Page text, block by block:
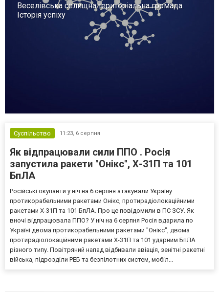
Веселівська селищна територіальна громада.
Історія успіху
Суспільство 11:23, 6 серпня
Як відпрацювали сили ППО . Росія
запустила ракети "Онікс", Х-31П та 101
БпЛА
Російські окупанти у ніч на 6 серпня атакували Україну
протикорабельними ракетами Онікс, протирадіолокаційними
ракетами Х-31П та 101 БпЛА. Про це повідомили в ПС ЗСУ. Як
вночі відпрацювала ППО? У ніч на 6 серпня Росія вдарила по
Україні двома протикорабельними ракетами "Онікс", двома
протирадіолокаційними ракетами Х-31П та 101 ударним БпЛА
різного типу. Повітряний напад відбивали авіація, зенітні ракетні
війська, підрозділи РЕБ та безпілотних систем, мобіл...